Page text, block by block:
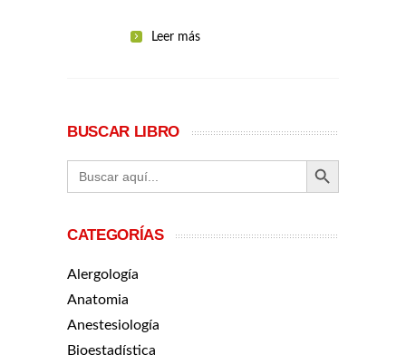
Leer más
BUSCAR LIBRO
BOTÓN DE
CATEGORÍAS
Alergología
Anatomia
Anestesiología
Bioestadística